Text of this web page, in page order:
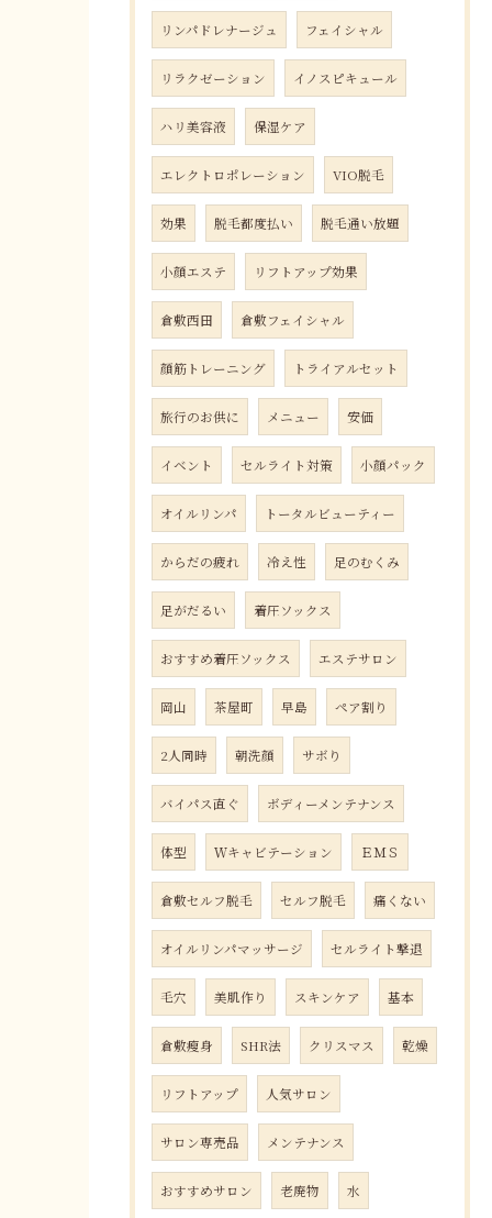
リンパドレナージュ フェイシャル
リラクゼーション イノスピキュール
ハリ美容液 保湿ケア
エレクトロポレーション VIO脱毛
効果 脱毛都度払い 脱毛通い放題
小顔エステ リフトアップ効果
倉敷西田 倉敷フェイシャル
顔筋トレーニング トライアルセット
旅行のお供に メニュー 安価
イベント セルライト対策 小顔パック
オイルリンパ トータルビューティー
からだの疲れ 冷え性 足のむくみ
足がだるい 着圧ソックス
おすすめ着圧ソックス エステサロン
岡山 茶屋町 早島 ペア割り
2人同時 朝洗顔 サボり
バイパス直ぐ ボディーメンテナンス
体型 Ｗキャビテーション ＥＭＳ
倉敷セルフ脱毛 セルフ脱毛 痛くない
オイルリンパマッサージ セルライト撃退
毛穴 美肌作り スキンケア 基本
倉敷瘦身 SHR法 クリスマス 乾燥
リフトアップ 人気サロン
サロン専売品 メンテナンス
おすすめサロン 老廃物 水